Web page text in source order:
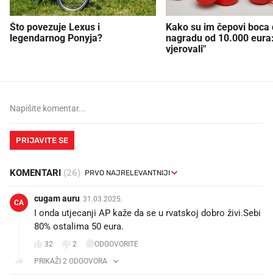
Što povezuje Lexus i
legendarnog Ponyja?
Kako su im čepovi boca
nagradu od 10.000
vjerovali"
PRIJAVITE SE
KOMENTARI (26)
CA cugam auru 31.03.2025.
I onda utjecanji AP kaže da se u rvatskoj dobro živi.Sebi
80% ostalima 50 eura.
32 2
ODGOVORITE
PRIKAŽI 2 ODGOVORA